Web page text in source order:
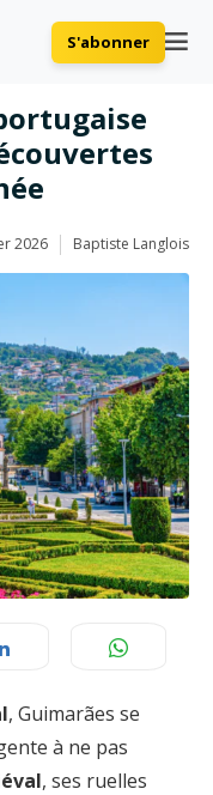
S'abonner
2026 Baptiste Langlois
, Guimarães se
à ne pas
, ses ruelles